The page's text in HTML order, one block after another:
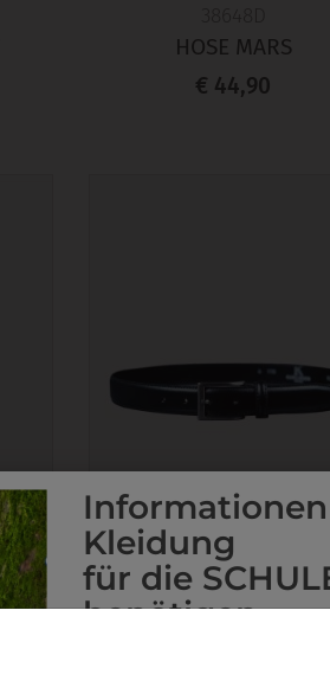
HOSE MARS
€ 44,90
Kleidung
für die
benötigen